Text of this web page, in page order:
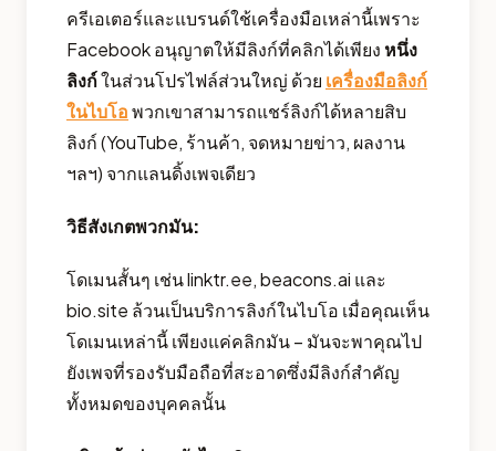
ครีเอเตอร์และแบรนด์ใช้เครื่องมือเหล่านี้เพราะ
Facebook อนุญาตให้มีลิงก์ที่คลิกได้เพียง หนึ่ง
ลิงก์ในส่วนโปรไฟล์ส่วนใหญ่ ด้วย เครื่องมือลิงก์
ในไบโอพวกเขาสามารถแชร์ลิงก์ได้หลายสิบ
ลิงก์ (YouTube, ร้านค้า, จดหมายข่าว, ผลงาน
ฯลฯ) จากแลนดิ้งเพจเดียว
วิธีสังเกตพวกมัน:
โดเมนสั้นๆ เช่น linktr.ee, beacons.ai และ
bio.site ล้วนเป็นบริการลิงก์ในไบโอ เมื่อคุณเห็น
โดเมนเหล่านี้ เพียงแค่คลิกมัน – มันจะพาคุณไป
ยังเพจที่รองรับมือถือที่สะอาดซึ่งมีลิงก์สำคัญ
ทั้งหมดของบุคคลนั้น